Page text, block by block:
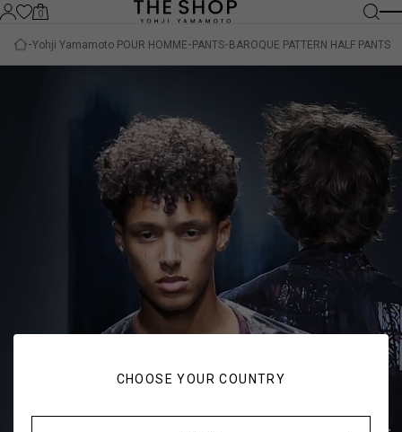
CHOOSE YOUR COUNTRY
0
Yohji Yamamoto POUR HOMME PANTS BAROQUE PATTERN HALF PANTS